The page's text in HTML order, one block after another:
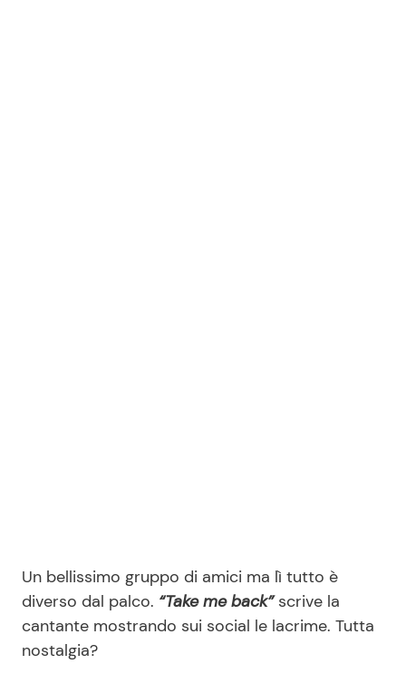
Un bellissimo gruppo di amici ma lì tutto è
diverso dal palco. “Take me back”scrive la
cantante mostrando sui social le lacrime. Tutta
nostalgia?